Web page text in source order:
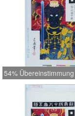
54% Übereinstimmung